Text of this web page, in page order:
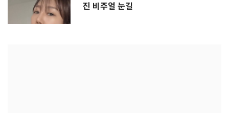
진 비주얼 눈길